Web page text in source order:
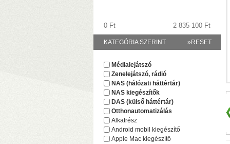
0 Ft 2 835 100 Ft
»RESET
KATEGÓRIA SZERINT
Médialejátszó
Zenelejátszó, rádió
NAS (hálózati háttértár)
NAS kiegészítők
DAS (külső háttértár)
Otthonautomatizálás
Alkatrész
Android mobil kiegészítő
Apple Mac kiegészítő